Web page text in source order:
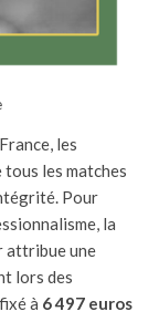
les
les matches
Pour
la
attribue une
lors des
à 6 497 euros